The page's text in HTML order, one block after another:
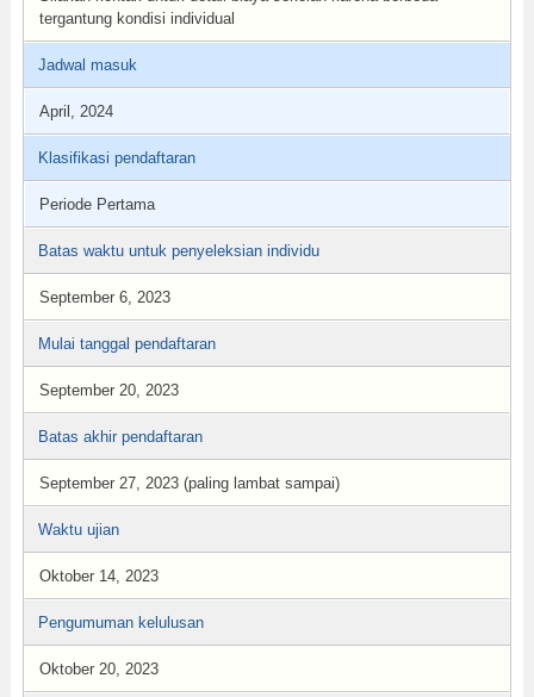
tergantung kondisi individual
Jadwal masuk
April, 2024
Klasifikasi pendaftaran
Periode Pertama
Batas waktu untuk penyeleksian individu
September 6, 2023
Mulai tanggal pendaftaran
September 20, 2023
Batas akhir pendaftaran
September 27, 2023 (paling lambat sampai)
Waktu ujian
Oktober 14, 2023
Pengumuman kelulusan
Oktober 20, 2023